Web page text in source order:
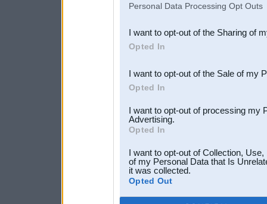
Downstream Participants
third parties.
Personal Data Processing Opt Outs
I want to opt-out of the Sharing of
Opted In
I want to opt-out of the Sale of my
Opted In
I want to opt-out of processing my
Advertising.
Opted In
I want to opt-out of Collection,
of my Personal Data that Is
it was collected.
Opted Out